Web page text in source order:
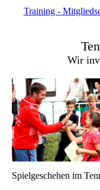
Training -
Wir
Spielgeschehen im